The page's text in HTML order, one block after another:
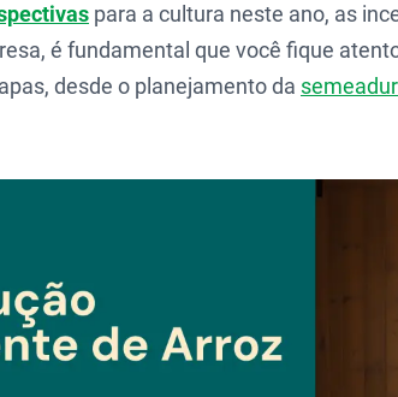
para a cultura neste ano, as
é fundamental que você fique
desde o planejamento da